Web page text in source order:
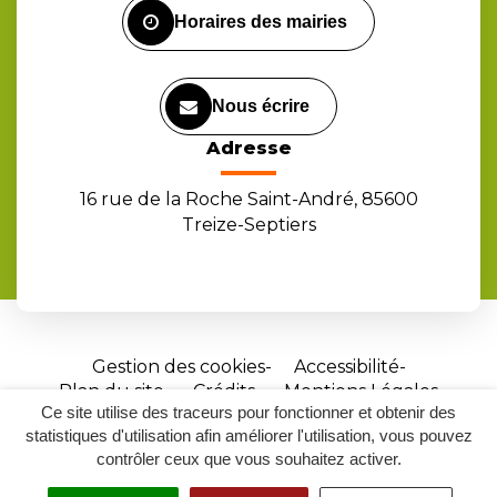
Ce site utilise des traceurs pour fonctionner et obtenir des
statistiques d'utilisation afin améliorer l'utilisation, vous pouvez
contrôler ceux que vous souhaitez activer.
Horaires des mairies
Nous écrire
Adresse
16 rue de la Roche Saint-André, 85600
Treize-Septiers
Gestion des cookies
Accessibilité
Plan du site
Crédits
Mentions Légales
Site
réalisé
par